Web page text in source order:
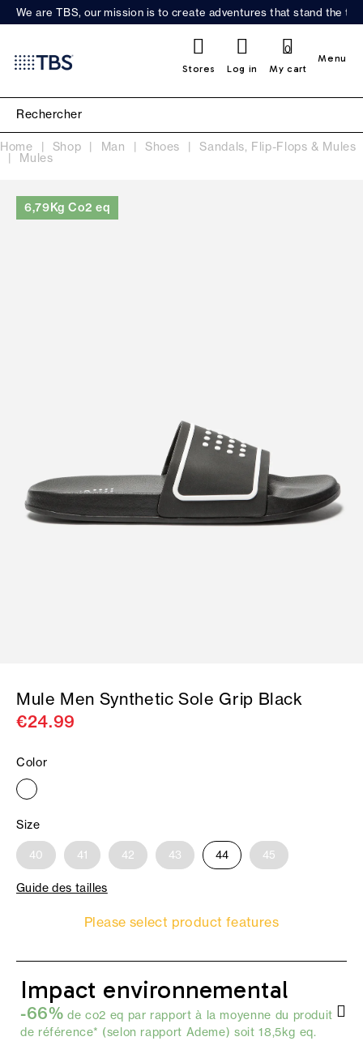
We are TBS, our mission is to create adventures that stand the
Stores Log in My cart
0
Menu
Home Shop Man Shoes Sandals, Flip-Flops & Mules
Mules
6,79Kg Co2 eq
Mule Men Synthetic Sole Grip Black
€24.99
Color
Size
40 41 42 43 44 45
Guide des tailles
Please select product features
Impact environnemental
-66% de co2 eq par rapport à la moyenne du produit
de référence* (selon rapport Ademe) soit 18,5kg eq.